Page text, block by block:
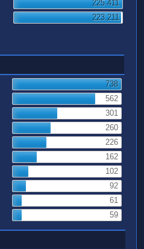
225.411
223.211
738
562
301
260
226
162
102
92
61
59